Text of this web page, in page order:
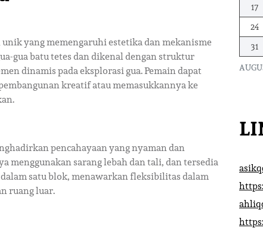
yang memengaruhi estetika dan mekanisme
gua batu tetes dan dikenal dengan struktur
dinamis pada eksplorasi gua. Pemain dapat
kreatif atau memasukkannya ke
pencahayaan yang nyaman dan
menggunakan sarang lebah dan tali, dan tersedia
satu blok, menawarkan fleksibilitas dalam
ruang luar.
17
24
31